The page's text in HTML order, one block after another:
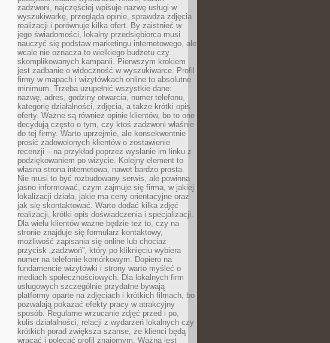
zadzwoni, najczęściej wpisuje nazwę usługi w
wyszukiwarkę, przegląda opinie, sprawdza zdjęcia
realizacji i porównuje kilka ofert. By zaistnieć w
jego świadomości, lokalny przedsiębiorca musi
nauczyć się podstaw marketingu internetowego, ale
wcale nie oznacza to wielkiego budżetu czy
skomplikowanych kampanii. Pierwszym krokiem
jest zadbanie o widoczność w wyszukiwarce. Profil
firmy w mapach i wizytówkach online to absolutne
minimum. Trzeba uzupełnić wszystkie dane:
nazwę, adres, godziny otwarcia, numer telefonu,
kategorię działalności, zdjęcia, a także krótki opis
oferty. Ważne są również opinie klientów, bo to one
decydują często o tym, czy ktoś zadzwoni właśnie
do tej firmy. Warto uprzejmie, ale konsekwentnie
prosić zadowolonych klientów o zostawienie
recenzji – na przykład poprzez wysłanie im linku z
podziękowaniem po wizycie. Kolejny element to
własna strona internetowa, nawet bardzo prosta.
Nie musi to być rozbudowany serwis, ale powinna
jasno informować, czym zajmuje się firma, w jakiej
lokalizacji działa, jakie ma ceny orientacyjne oraz
jak się skontaktować. Warto dodać kilka zdjęć
realizacji, krótki opis doświadczenia i specjalizacji.
Dla wielu klientów ważne będzie też to, czy na
stronie znajduje się formularz kontaktowy,
możliwość zapisania się online lub chociaż
przycisk „zadzwoń”, który po kliknięciu wybiera
numer na telefonie komórkowym. Dopiero na
fundamencie wizytówki i strony warto myśleć o
mediach społecznościowych. Dla lokalnych firm
usługowych szczególnie przydatne bywają
platformy oparte na zdjęciach i krótkich filmach, bo
pozwalają pokazać efekty pracy w atrakcyjny
sposób. Regularne wrzucanie zdjęć przed i po,
kulis działalności, relacji z wydarzeń lokalnych czy
krótkich porad zwiększa szanse, że klienci będą
wracać i polecać profil znajomym. Ważna jest